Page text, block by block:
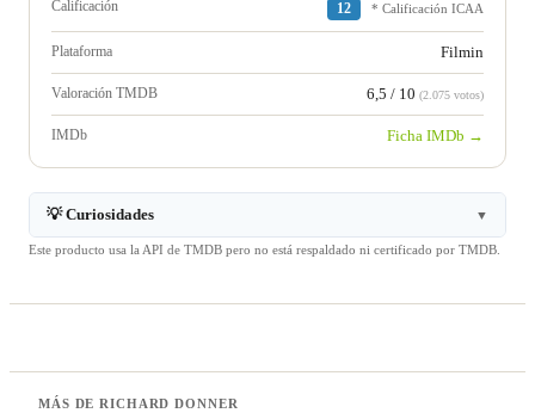
Calificación 12 * Calificación ICAA
Plataforma Filmin
Valoración TMDB 6,5 / 10 (2.075 votos)
IMDb Ficha IMDb →
💡 Curiosidades ▼
Este producto usa la API de TMDB pero no está respaldado ni certificado por TMDB.
MÁS DE RICHARD DONNER